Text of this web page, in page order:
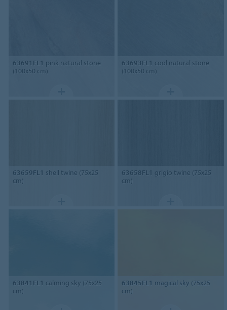
63691FL1 pink natural stone
(100x50 cm)
63693FL1 cool natural stone
(100x50 cm)
63659FL1 shell twine (75x25
cm)
63658FL1 grigio twine (75x25
cm)
63841FL1 calming sky (75x25
cm)
63845FL1 magical sky (75x25
cm)